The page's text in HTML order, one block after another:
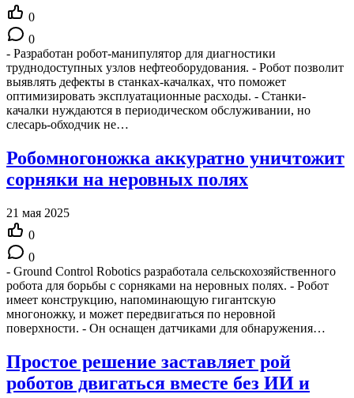
0
0
- Разработан робот-манипулятор для диагностики
труднодоступных узлов нефтеоборудования. - Робот позволит
выявлять дефекты в станках-качалках, что поможет
оптимизировать эксплуатационные расходы. - Станки-
качалки нуждаются в периодическом обслуживании, но
слесарь-обходчик не…
Робомногоножка аккуратно уничтожит
сорняки на неровных полях
21 мая 2025
0
0
- Ground Control Robotics разработала сельскохозяйственного
робота для борьбы с сорняками на неровных полях. - Робот
имеет конструкцию, напоминающую гигантскую
многоножку, и может передвигаться по неровной
поверхности. - Он оснащен датчиками для обнаружения…
Простое решение заставляет рой
роботов двигаться вместе без ИИ и